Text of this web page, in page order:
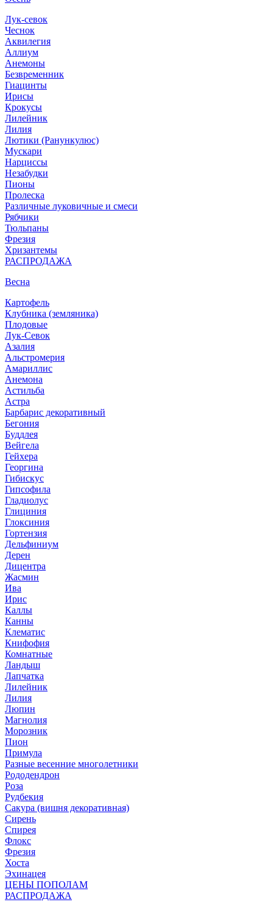
Лук-севок
Чеснок
Аквилегия
Аллиум
Анемоны
Безвременник
Гиацинты
Ирисы
Крокусы
Лилейник
Лилия
Лютики (Ранункулюс)
Мускари
Нарцисcы
Незабудки
Пионы
Пролеска
Различные луковичные и смеси
Рябчики
Тюльпаны
Фрезия
Хризантемы
РАСПРОДАЖА
Весна
Картофель
Клубника (земляника)
Плодовые
Лук-Севок
Азалия
Альстромерия
Амариллис
Анемона
Астильба
Астра
Барбарис декоративный
Бегония
Буддлея
Вейгела
Гейхера
Георгина
Гибискус
Гипсофила
Гладиолус
Глициния
Глоксиния
Гортензия
Дельфиниум
Дерен
Дицентра
Жасмин
Ива
Ирис
Каллы
Канны
Клематис
Книфофия
Комнатные
Ландыш
Лапчатка
Лилейник
Лилия
Люпин
Магнолия
Морозник
Пион
Примула
Разные весенние многолетники
Рододендрон
Роза
Рудбекия
Сакура (вишня декоративная)
Сирень
Спирея
Флокс
Фрезия
Хоста
Эхинацея
ЦЕНЫ ПОПОЛАМ
РАСПРОДАЖА